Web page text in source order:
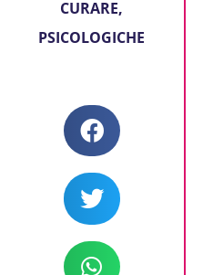
CURARE,
PSICOLOGICHE